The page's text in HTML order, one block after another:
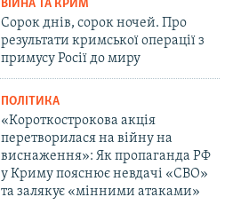
ВІЙНА ТА КРИМ
Сорок днів, сорок ночей. Про
результати кримської операції з
примусу Росії до миру
ПОЛІТИКА
«Короткострокова акція
перетворилася на війну на
виснаження»: Як пропаганда РФ
у Криму пояснює невдачі «СВО»
та залякує «мінними атаками»